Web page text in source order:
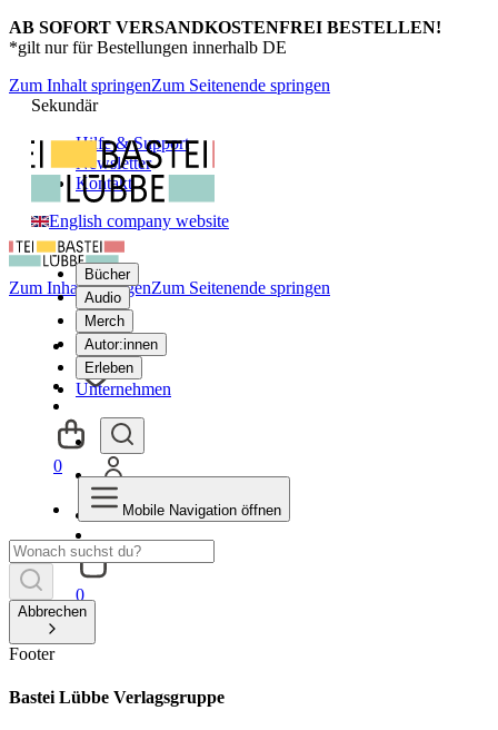
AB SOFORT VERSANDKOSTENFREI BESTELLEN!
*gilt nur für Bestellungen innerhalb DE
Zum Inhalt springenZum Seitenende springen
Sekundär
Hilfe & Support
Newsletter
Kontakt
English company website
Bücher
Audio
Merch
Autor:innen
Erleben
Unternehmen
0
Zum Inhalt springenZum Seitenende springen
0
Mobile Navigation öffnen
Abbrechen
Footer
Bastei Lübbe Verlagsgruppe